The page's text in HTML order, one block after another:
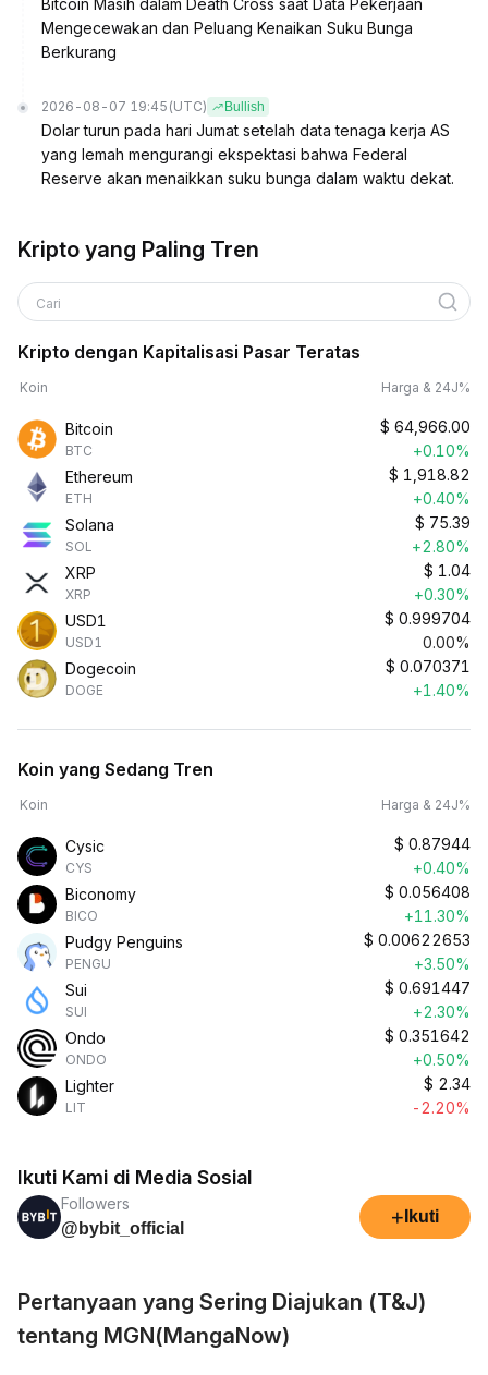
Bitcoin Masih dalam Death Cross saat Data Pekerjaan
Mengecewakan dan Peluang Kenaikan Suku Bunga
Berkurang
2026-08-07 19:45 (UTC) Bullish
Dolar turun pada hari Jumat setelah data tenaga kerja AS
yang lemah mengurangi ekspektasi bahwa Federal
Reserve akan menaikkan suku bunga dalam waktu dekat.
Kripto yang Paling Tren
Cari
Kripto dengan Kapitalisasi Pasar Teratas
Koin Harga & 24J%
Bitcoin
BTC
$ 64,966.00
+0.10%
Ethereum
ETH
$ 1,918.82
+0.40%
Solana
SOL
$ 75.39
+2.80%
XRP
XRP
$ 1.04
+0.30%
USD1
USD1
$ 0.999704
0.00%
Dogecoin
DOGE
$ 0.070371
+1.40%
Koin yang Sedang Tren
Koin Harga & 24J%
Cysic
CYS
$ 0.87944
+0.40%
Biconomy
BICO
$ 0.056408
+11.30%
Pudgy Penguins
PENGU
$ 0.00622653
+3.50%
Sui
SUI
$ 0.691447
+2.30%
Ondo
ONDO
$ 0.351642
+0.50%
Lighter
LIT
$ 2.34
-2.20%
Ikuti Kami di Media Sosial
Followers
@bybit_official
+ Ikuti
Pertanyaan yang Sering Diajukan (T&J)
tentang MGN(MangaNow)